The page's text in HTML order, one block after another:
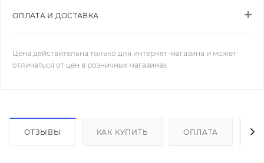
ОПЛАТА И ДОСТАВКА
Цена действительна только для интернет-магазина и может
отличаться от цен в розничных магазинах
ОТЗЫВЫ КАК КУПИТЬ ОПЛАТА